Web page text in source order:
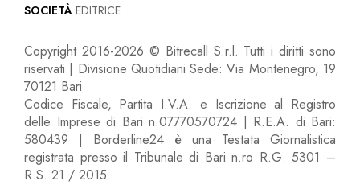
SOCIETÀ EDITRICE
Copyright 2016-2026 © Bitrecall S.r.l. Tutti i diritti sono
riservati | Divisione Quotidiani Sede: Via Montenegro, 19
70121 Bari
Codice Fiscale, Partita I.V.A. e Iscrizione al Registro
delle Imprese di Bari n.07770570724 | R.E.A. di Bari:
580439 | Borderline24 è una Testata Giornalistica
registrata presso il Tribunale di Bari n.ro R.G. 5301 –
R.S. 21 / 2015